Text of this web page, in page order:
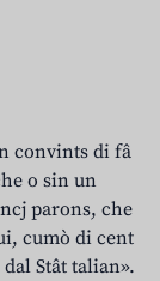
convints di fâ
o sin un
parons, che
cumò di cent
Stât talian».